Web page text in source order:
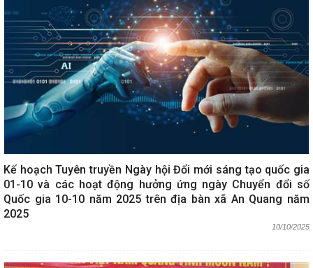
Kế hoạch Tuyên truyền Ngày hội Đổi mới sáng tạo quốc gia
01-10 và các hoạt động hưởng ứng ngày Chuyển đổi số
Quốc gia 10-10 năm 2025 trên địa bàn xã An Quang năm
2025
10/10/2025